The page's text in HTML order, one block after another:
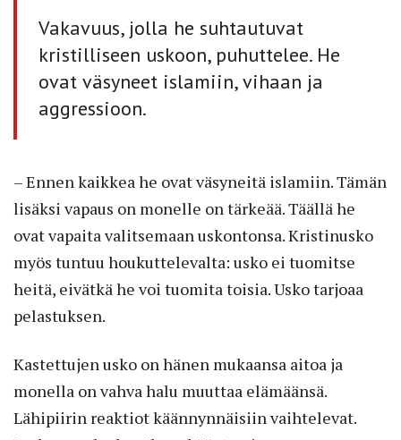
Vakavuus, jolla he suhtautuvat
kristilliseen uskoon, puhuttelee. He
ovat väsyneet islamiin, vihaan ja
aggressioon.
– Ennen kaikkea he ovat väsyneitä islamiin. Tämän
lisäksi vapaus on monelle on tärkeää. Täällä he
ovat vapaita valitsemaan uskontonsa. Kristinusko
myös tuntuu houkuttelevalta: usko ei tuomitse
heitä, eivätkä he voi tuomita toisia. Usko tarjoaa
pelastuksen.
Kastettujen usko on hänen mukaansa aitoa ja
monella on vahva halu muuttaa elämäänsä.
Lähipiirin reak­tiot käännynnäisiin vaihtelevat.